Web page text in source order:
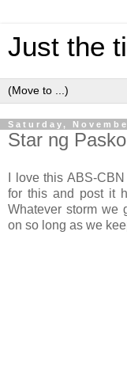
Just the
Saturday,
Star ng
I love this ABS-
for this and post it
Whatever storm we
on so long as we